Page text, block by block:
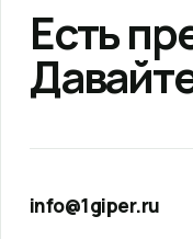
Есть
info@1giper.ru